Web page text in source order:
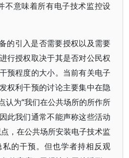
不意味着所有电子技术监控设
的引入是否需要授权以及需要
行授权取决于其是否对公民权
预程度的大小。当前有关电子
权利干预的讨论主要集中在隐
认为“我们在公共场所的所作所
此我们通常不能声称这些活动
，在公共场所安装电子技术监
的干预。但也学者持相反观